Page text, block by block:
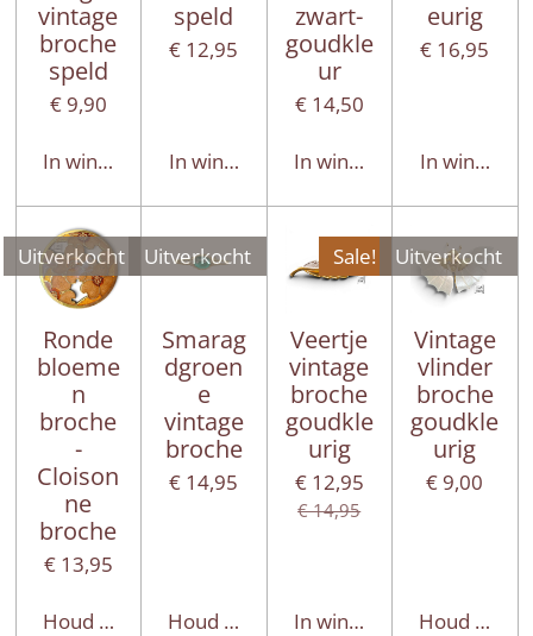
vintage
broche
speld
€ 9,90
In winkelwagen
speld
€ 12,95
In winkelwagen
zwart-
goudkle
ur
€ 14,50
In winkelwagen
eurig
€ 16,95
In
Uitverkocht
Ronde
bloeme
n
broche
-
Cloison
ne
broche
€ 13,95
Houd mij op de hoogte
Uitverkocht
Smarag
dgroen
e
vintage
broche
€ 14,95
Houd mij op de hoogte
Sale!
Veertje
vintage
broche
goudkle
urig
€ 12,95
€ 14,95
In winkelwagen
Uitverkocht
Vintage
vlinder
broche
goudkle
urig
€ 9,00
Houd mij